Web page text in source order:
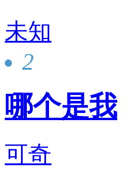
未知
2
哪个是我
可奇